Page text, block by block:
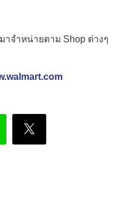
าจำหน่ายตาม Shop ต่างๆ